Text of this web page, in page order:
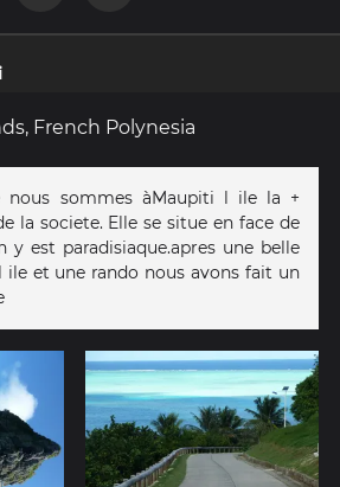
French Polynesia
nous sommes àMaupiti l ile la +
la societe. Elle se situe en face de
y est paradisiaque.apres une belle
ile et une rando nous avons fait un